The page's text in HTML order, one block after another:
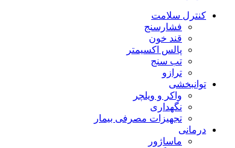
کنترل سلامت
فشارسنج
قند خون
پالس اکسیمتر
تب سنج
ترازو
توانبخشی
واکر و ویلچر
نگهداری
تجهیزات مصرفی بیمار
درمانی
ماساژور